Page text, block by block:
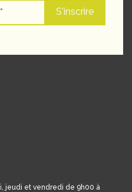
jeudi et vendredi de 9h00 à